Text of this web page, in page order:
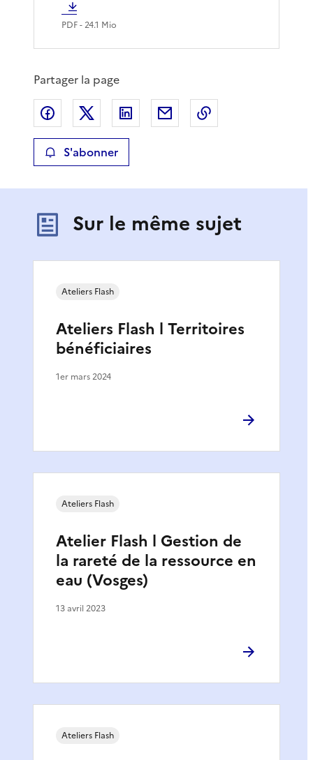
PDF- 24.1 Mio
Partager la page
Partager sur Facebook
Partager sur XPartager sur LinkedIn
Partager par email
S'abonner
Sur le même sujet
Ateliers Flash l Territoires
bénéficiaires
Ateliers Flash
1er mars 2024
Atelier Flash l Gestion de
la rareté de la ressource en
eau (Vosges)
Ateliers Flash
13 avril 2023
Ateliers Flash